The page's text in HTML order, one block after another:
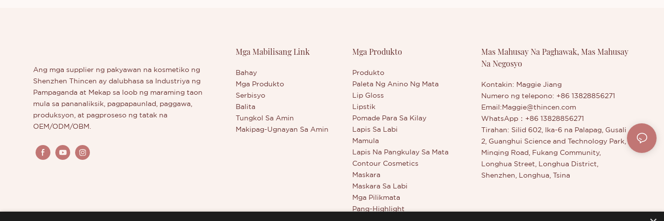
NA KALIDAD: Gumagamit lamang ang
pinakamataas na kalidad kaya anuman
ang antas ng moisture ng iyong balat,
hindi tatapon ang aming eyeshadow at
magmumukhang kaakit-akit buong
PROPESYONAL NA KALIDAD:
sangkap na may pinakamataas na
kalidad kaya anuman ang antas ng
moisture ng iyong balat, hindi tatapon
ang aming eyeshadow at
magmumukhang kaakit-akit sa buong
araw.
Kaswal, atbp. · Pagkatapos-Sale:
Mayroon kaming Sistema ng Garantiya
Pagkatapos-Sale. Kung Mayroon Kang
Anumang Pagdududa, Mangyaring
Makipag-ugnayan sa Amin Anumang
Oras.
Ang mga supplier ng pakyawan na kosmetiko ng
Shenzhen Thincen ay dalubhasa sa Industriya ng
Pampaganda at Mekap sa loob ng maraming taon
mula sa pananaliksik, pagpapaunlad, paggawa,
produksyon, at pagproseso ng tatak na
OEM/ODM/OBM.
Mga Mabilisang Link
Bahay
Mga Produkto
Serbisyo
Balita
Tungkol Sa Amin
Makipag-Ugnayan Sa Amin
Mga Produkto
Produkto
Paleta Ng Anino Ng Mata
Lip Gloss
Lipstik
Pomade Para Sa Kilay
Lapis Sa Labi
Mamula
Lapis Na Pangkulay Sa Mata
Contour Cosmetics
Maskara
Maskara Sa Labi
Mga Pilikmata
Pang-Highlight
Mas Mahusay Na Paghawak, Mas Mahusay
Na Negosyo
Kontakin: Maggie Jiang
Numero ng telepono: +86 13828856271
Email: Maggie@thincen.com
WhatsApp：+86 13828856271
Tirahan: Silid 602, Ika-6 na Palapag, Gusali
2, Guanghui Science and Technology Park,
Minqing Road, Fukang Community,
Longhua Street, Longhua District,
Shenzhen, Longhua, Tsina